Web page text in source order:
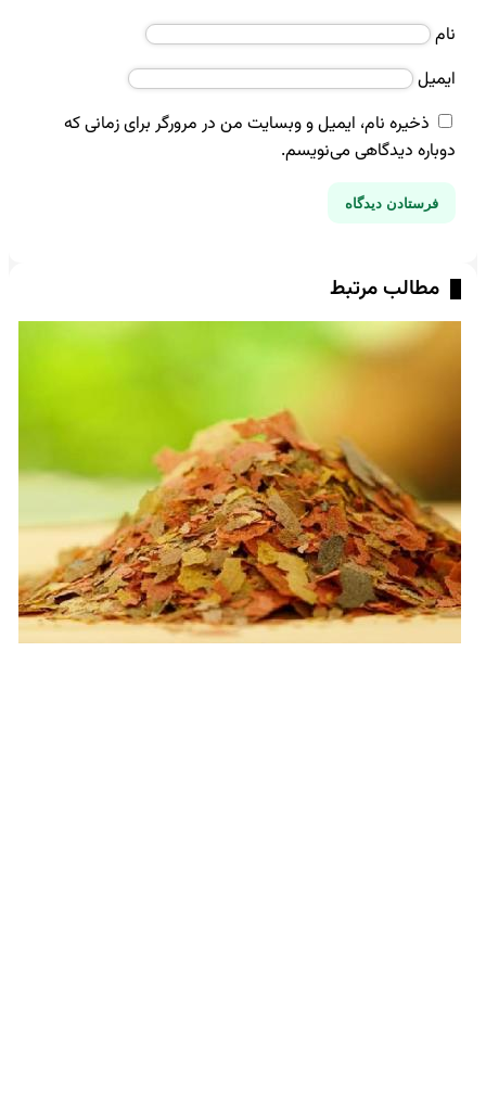
نام
ایمیل
ذخیره نام، ایمیل و وبسایت من در مرورگر برای زمانی که
دوباره دیدگاهی می‌نویسم.
مطالب مرتبط